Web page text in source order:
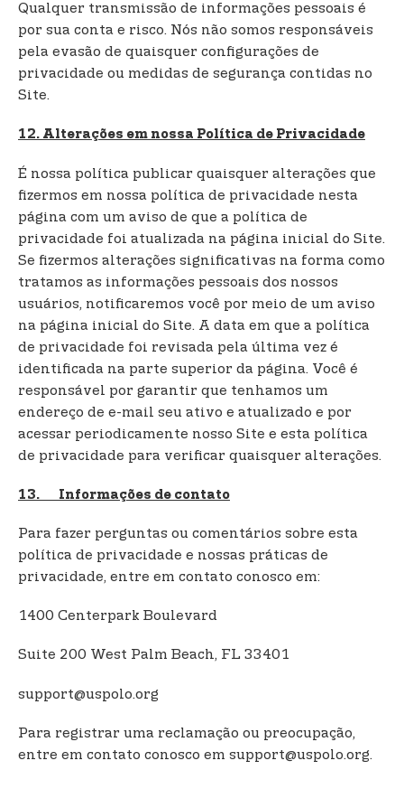
Qualquer transmissão de informações pessoais é
por sua conta e risco. Nós não somos responsáveis
pela evasão de quaisquer configurações de
privacidade ou medidas de segurança contidas no
Site.
12. Alterações em nossa Política de Privacidade
É nossa política publicar quaisquer alterações que
fizermos em nossa política de privacidade nesta
página com um aviso de que a política de
privacidade foi atualizada na página inicial do Site.
Se fizermos alterações significativas na forma como
tratamos as informações pessoais dos nossos
usuários, notificaremos você por meio de um aviso
na página inicial do Site. A data em que a política
de privacidade foi revisada pela última vez é
identificada na parte superior da página. Você é
responsável por garantir que tenhamos um
endereço de e-mail seu ativo e atualizado e por
acessar periodicamente nosso Site e esta política
de privacidade para verificar quaisquer alterações.
13. Informações de contato
Para fazer perguntas ou comentários sobre esta
política de privacidade e nossas práticas de
privacidade, entre em contato conosco em:
1400 Centerpark Boulevard
Suite 200 West Palm Beach, FL 33401
support@uspolo.org
Para registrar uma reclamação ou preocupação,
entre em contato conosco em support@uspolo.org.